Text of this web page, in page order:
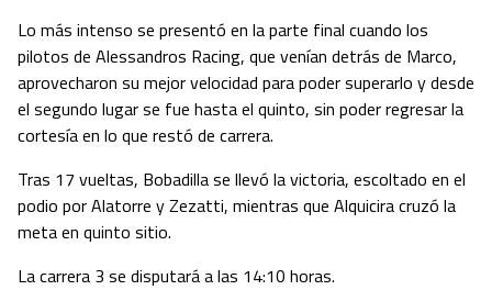
Lo más intenso se presentó en la parte final cuando los
pilotos de Alessandros Racing, que venían detrás de Marco,
aprovecharon su mejor velocidad para poder superarlo y desde
el segundo lugar se fue hasta el quinto, sin poder regresar la
cortesía en lo que restó de carrera.
Tras 17 vueltas, Bobadilla se llevó la victoria, escoltado en el
podio por Alatorre y Zezatti, mientras que Alquicira cruzó la
meta en quinto sitio.
La carrera 3 se disputará a las 14:10 horas.